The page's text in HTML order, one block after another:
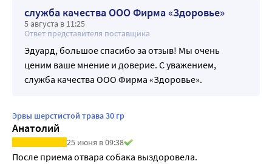
служба качества ООО Фирма «Здоровье»
5 августа в 11:25
Ответ представителя поставщика
Эдуард, большое спасибо за отзыв! Мы очень
ценим ваше мнение и доверие. С уважением,
служба качества ООО Фирма «Здоровье».
Эрвы шерстистой трава 30 гр
Анатолий
25 июня в 09:38
После приема отвара собака выздоровела.